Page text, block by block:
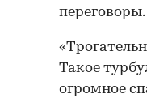
переговоры.
Такое
огромное